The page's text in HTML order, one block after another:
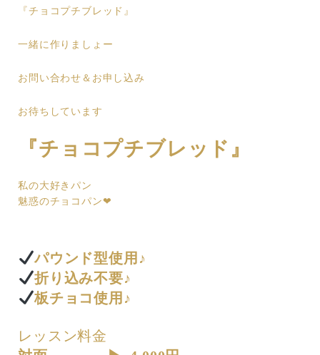
『チョコプチブレッド』
一緒に作りましょー
お問い合わせ＆お申し込み
お待ちしています
『チョコプチブレッド』
私の大好きパン
魅惑のチョコパン❤︎
パウンド型使用♪
折り込み不要♪
板チョコ使用♪
レッスン料金